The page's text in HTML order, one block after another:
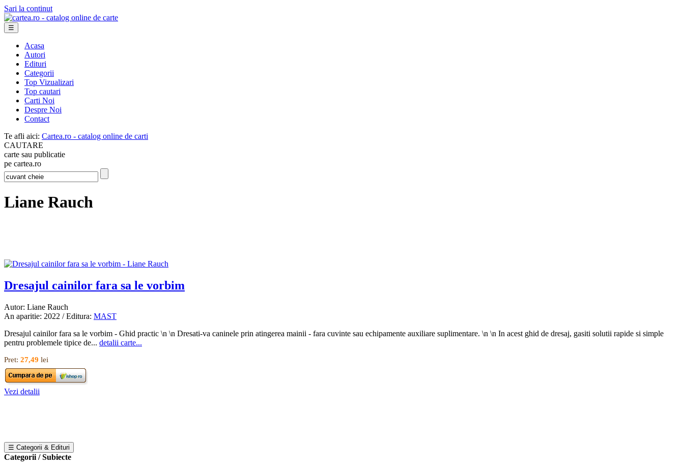
Sari la continut
☰
Acasa
Autori
Edituri
Categorii
Top Vizualizari
Top cautari
Carti Noi
Despre Noi
Contact
Te afli aici: Cartea.ro - catalog online de carti
CAUTARE
carte sau publicatie
pe cartea.ro
Liane Rauch
Dresajul cainilor fara sa le vorbim
Autor: Liane Rauch
An aparitie: 2022 / Editura: MAST
Dresajul cainilor fara sa le vorbim - Ghid practic \n \n Dresati-va caninele prin atingerea mainii - fara cuvinte sau echipamente auxiliare suplimentare. \n \n In acest ghid de dresaj, gasiti solutii rapide si simple
pentru problemele tipice de... detalii carte...
Pret: 27,49 lei
Vezi detalii
☰ Categorii & Edituri
Categorii / Subiecte